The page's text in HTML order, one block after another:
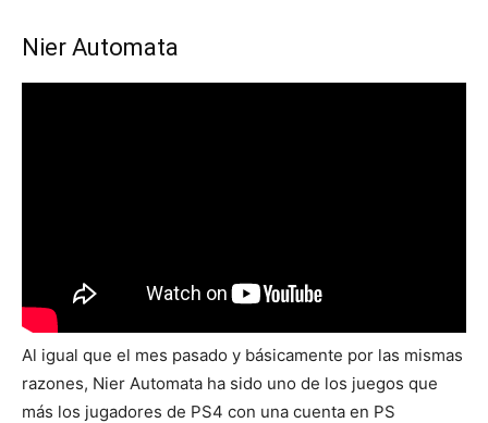
Nier Automata
Al igual que el mes pasado y básicamente por las mismas
razones, Nier Automata ha sido uno de los juegos que
más los jugadores de PS4 con una cuenta en PS